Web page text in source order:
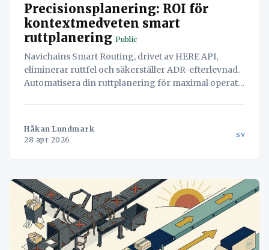
Precisionsplanering: ROI för
kontextmedveten smart
ruttplanering Public
Navichains Smart Routing, drivet av HERE API,
eliminerar ruttfel och säkerställer ADR-efterlevnad.
Automatisera din ruttplanering för maximal operativ
Håkan Lundmark
28 apr 2026
sv